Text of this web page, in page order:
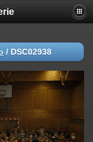
/ DSC02938